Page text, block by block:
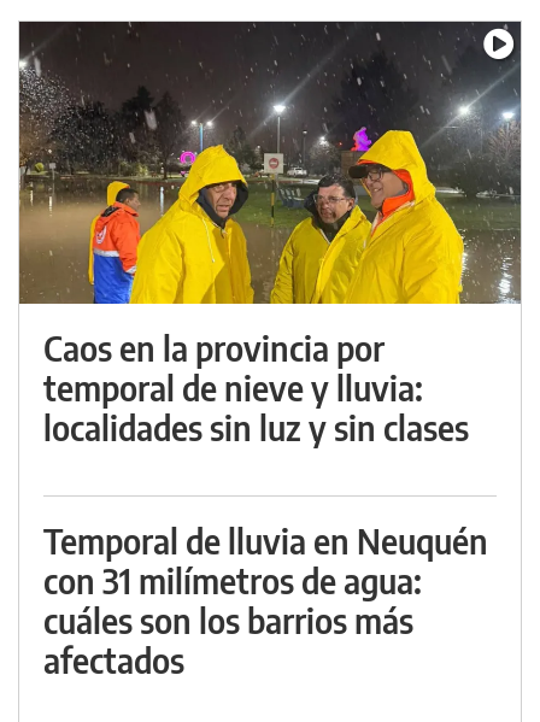
Caos en la provincia por
temporal de nieve y lluvia:
localidades sin luz y sin clases
Temporal de lluvia en Neuquén
con 31 milímetros de agua:
cuáles son los barrios más
afectados